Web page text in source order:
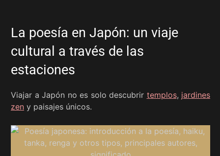
La poesía en Japón: un viaje
cultural a través de las
estaciones
Viajar a Japón no es solo descubrir templos, jardines
zen y paisajes únicos.